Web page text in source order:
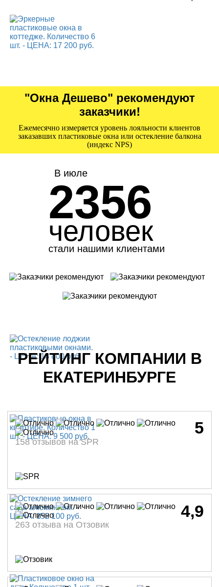
"Окна Дешево" рекомендуют
заказчики!
Ежемесячно измеряется уровень лояльности клиентов
заказавших пластиковые окна или остекление балкона
(индекс NPS)
В июле
2356
человек
стали нашими клиентами
РЕЙТИНГ КОМПАНИИ В
ЕКАТЕРИНБУРГЕ
5
158 отзывов на SPR
4,9
263 отзыва на Отзовик